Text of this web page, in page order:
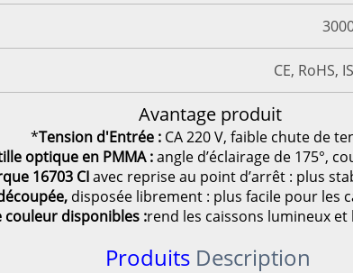
CE, RoHS,
Avantage produit
*Tension d'Entrée : CA 220 V, faible chute de
optique en PMMA :angle d’éclairage de 175°,
16703 CIavec reprise au point d’arrêt : plus
disposée librement : plus facile pour les
couleur disponibles :rend les caissons lumineux
Produits Description